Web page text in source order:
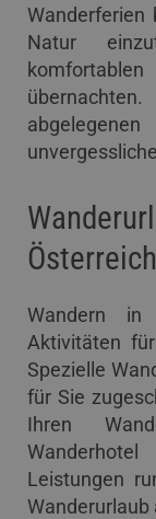
Wanderferien
Natur
Wandern
Aktivitäten
Spezielle
für Sie
Ihren
Leistungen
Wanderurlaub